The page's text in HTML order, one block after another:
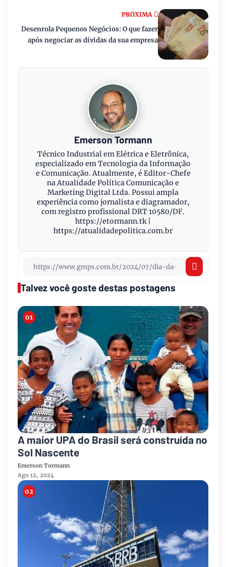
PRÓXIMA
Desenrola Pequenos Negócios: O que fazer
após negociar as dívidas da sua empresa
Emerson Tormann
Técnico Industrial em Elétrica e Eletrônica,
especializado em Tecnologia da Informação
e Comunicação. Atualmente, é Editor-Chefe
na Atualidade Política Comunicação e
Marketing Digital Ltda. Possui ampla
experiência como jornalista e diagramador,
com registro profissional DRT 10580/DF.
https://etormann.tk |
https://atualidadepolitica.com.br
Talvez você goste destas postagens
A maior UPA do Brasil será construída no
Sol Nascente
Emerson Tormann
Ago 12, 2024